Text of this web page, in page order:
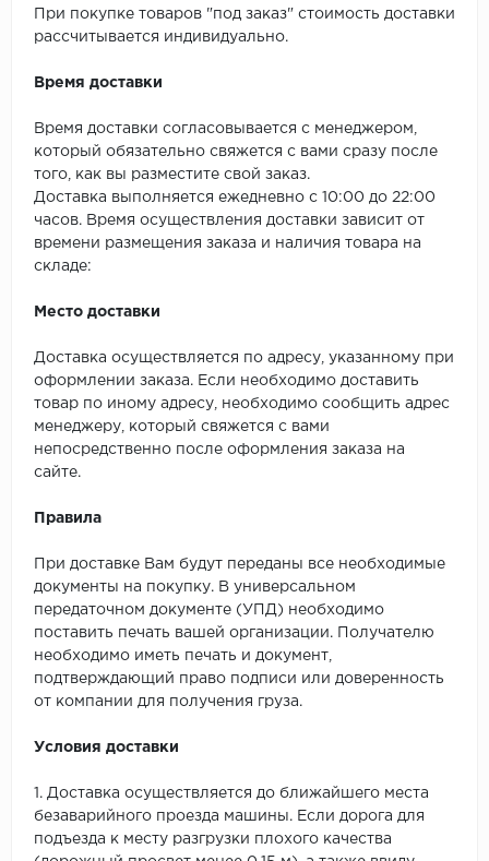
Vinil click
Wonderful Vinyl
При покупке товаров "под заказ" стоимость доставки
рассчитывается индивидуально.
Время доставки
Время доставки согласовывается с менеджером,
который обязательно свяжется с вами сразу после
того, как вы разместите свой заказ.
Доставка выполняется ежедневно с 10:00 до 22:00
часов. Время осуществления доставки зависит от
времени размещения заказа и наличия товара на
складе:
Место доставки
Доставка осуществляется по адресу, указанному при
оформлении заказа. Если необходимо доставить
товар по иному адресу, необходимо сообщить адрес
менеджеру, который свяжется с вами
непосредственно после оформления заказа на
сайте.
Правила
При доставке Вам будут переданы все необходимые
документы на покупку. В универсальном
передаточном документе (УПД) необходимо
поставить печать вашей организации. Получателю
необходимо иметь печать и документ,
подтверждающий право подписи или доверенность
от компании для получения груза.
Условия доставки
1. Доставка осуществляется до ближайшего места
безаварийного проезда машины. Если дорога для
подъезда к месту разгрузки плохого качества